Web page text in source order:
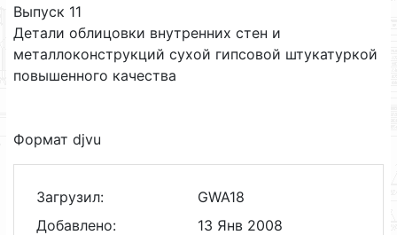
Выпуск 11
Детали облицовки внутренних стен и
металлоконструкций сухой гипсовой штукатуркой
повышенного качества
Формат djvu
Загрузил:
GWA18
Добавлено:
13 Янв 2008